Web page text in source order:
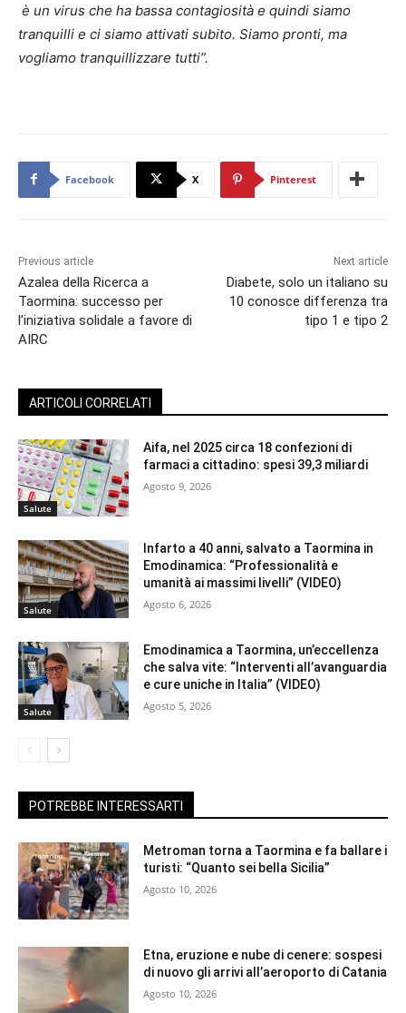
è un virus che ha bassa contagiosità e quindi siamo
tranquilli e ci siamo attivati subito. Siamo pronti, ma
vogliamo tranquillizzare tutti”.
Facebook X Pinterest
Previous article
Azalea della Ricerca a
Taormina: successo per
l’iniziativa solidale a favore di
AIRC
Next article
Diabete, solo un italiano su
10 conosce differenza tra
tipo 1 e tipo 2
ARTICOLI CORRELATI
Salute
Aifa, nel 2025 circa 18 confezioni di
farmaci a cittadino: spesi 39,3 miliardi
Agosto 9, 2026
Salute
Infarto a 40 anni, salvato a Taormina in
Emodinamica: “Professionalità e
umanità ai massimi livelli” (VIDEO)
Agosto 6, 2026
Salute
Emodinamica a Taormina, un’eccellenza
che salva vite: “Interventi all’avanguardia
e cure uniche in Italia” (VIDEO)
Agosto 5, 2026
POTREBBE INTERESSARTI
Metroman torna a Taormina e fa ballare i
turisti: “Quanto sei bella Sicilia”
Agosto 10, 2026
Etna, eruzione e nube di cenere: sospesi
di nuovo gli arrivi all’aeroporto di Catania
Agosto 10, 2026